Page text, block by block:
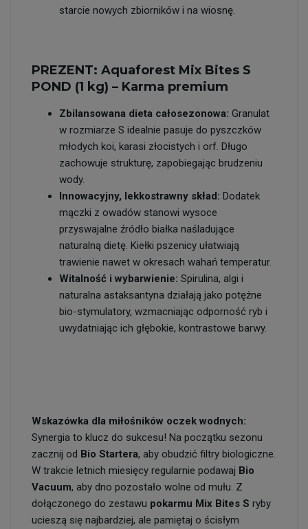
starcie nowych zbiorników i na wiosnę.
PREZENT: Aquaforest Mix Bites S
POND (1 kg) – Karma premium
Zbilansowana dieta całosezonowa: Granulat
w rozmiarze S idealnie pasuje do pyszczków
młodych koi, karasi złocistych i orf. Długo
zachowuje strukturę, zapobiegając brudzeniu
wody.
Innowacyjny, lekkostrawny skład: Dodatek
mączki z owadów stanowi wysoce
przyswajalne źródło białka naśladujące
naturalną dietę. Kiełki pszenicy ułatwiają
trawienie nawet w okresach wahań temperatur.
Witalność i wybarwienie: Spirulina, algi i
naturalna astaksantyna działają jako potężne
bio-stymulatory, wzmacniając odporność ryb i
uwydatniając ich głębokie, kontrastowe barwy.
Wskazówka dla miłośników oczek wodnych:
Synergia to klucz do sukcesu! Na początku sezonu
zacznij od Bio Startera, aby obudzić filtry biologiczne.
W trakcie letnich miesięcy regularnie podawaj Bio
Vacuum, aby dno pozostało wolne od mułu. Z
dołączonego do zestawu pokarmu Mix Bites S ryby
ucieszą się najbardziej, ale pamiętaj o ścisłym